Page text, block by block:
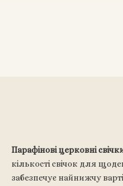
Парафінові церковні
кількості свічок для
забезпечує найнижчу